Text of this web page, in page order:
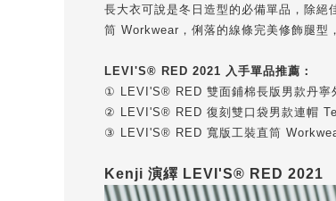
長大衣可說是冬日造型的必備單品，除
筒 Workwear ，俐落的線條完美修飾腿
LEVI'S® RED 2021 入手單品推薦：
① LEVI'S® RED 雙面鋪棉長版男款丹寧
② LEVI'S® RED 復刻雙口袋男款連帽
③ LEVI'S® RED 寬版工裝直筒
Kenji 演繹 LEVI'S® RED 2021